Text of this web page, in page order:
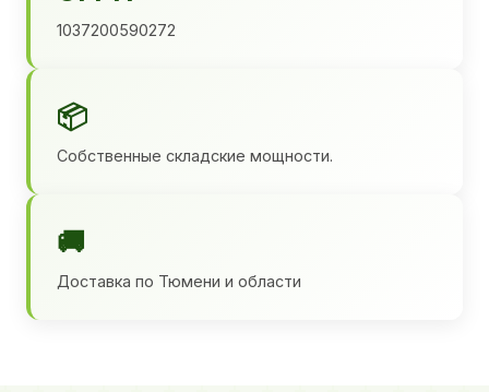
1037200590272
📦
Собственные складские мощности.
🚚
Доставка по Тюмени и области